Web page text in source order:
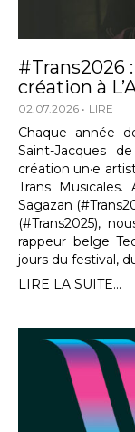
#Trans2026
création à
02.07.2026 LIRE
Chaque année
Saint-Jacques
création un·e
Trans Musicales.
Sagazan
(#Trans2025),
rappeur belge
jours du festival,
LIRE LA SUITE...